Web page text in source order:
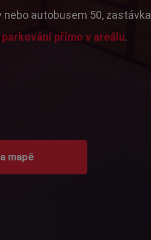
autobusem 50, zastávka
parkování přímo v areálu.
mapě